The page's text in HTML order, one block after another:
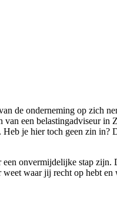
de onderneming op zich
een belastingadviseur
je hier toch geen zin in?
een onvermijdelijke stap
waar jij recht op hebt en